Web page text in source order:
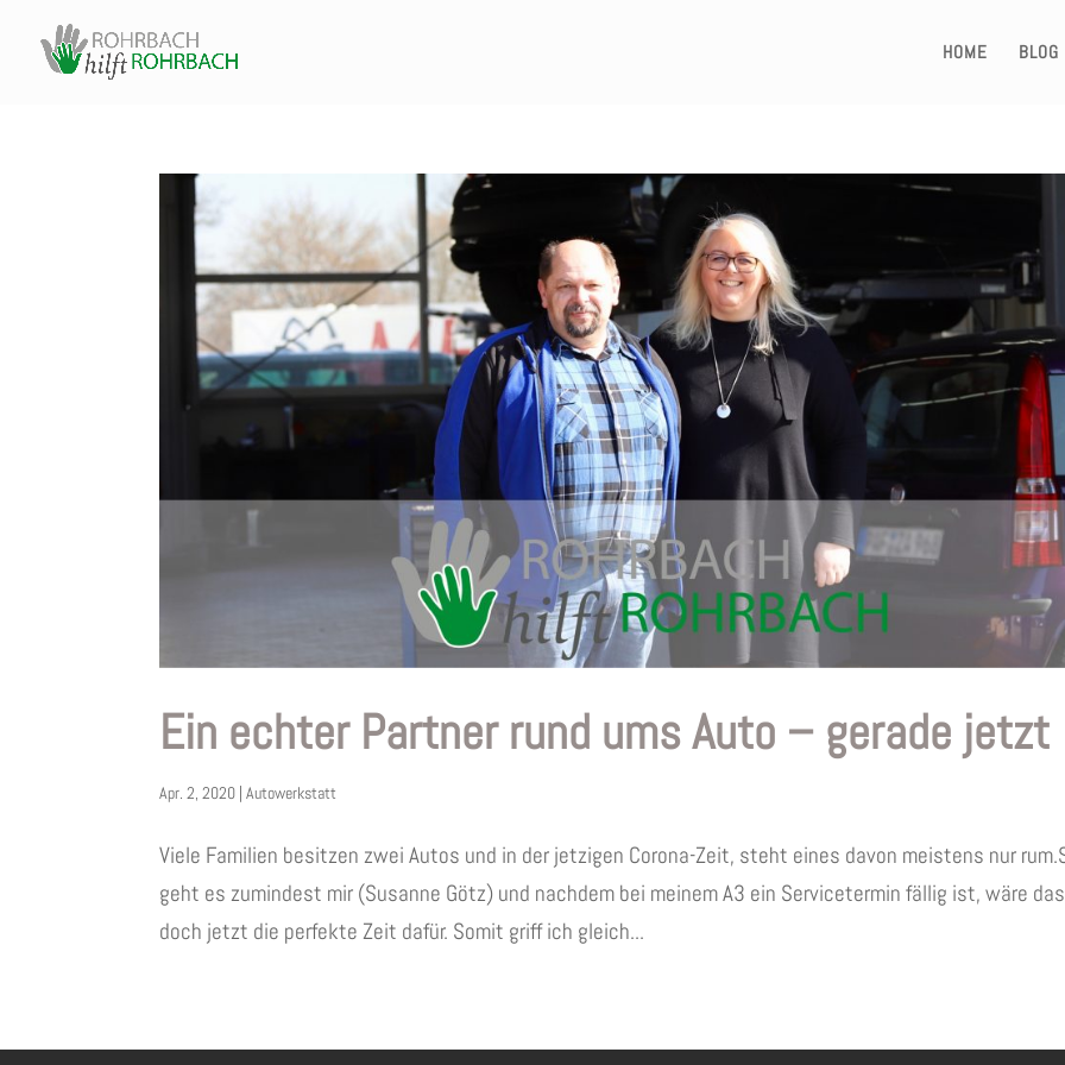
HOME BLOG
Ein echter Partner rund ums Auto – gerade jetzt
Apr. 2, 2020 |Autowerkstatt
Viele Familien besitzen zwei Autos und in der jetzigen Corona-Zeit, steht eines davon meistens nur
geht es zumindest mir (Susanne Götz) und nachdem bei meinem A3 ein Servicetermin fällig ist, wäre das
doch jetzt die perfekte Zeit dafür. Somit griff ich gleich...